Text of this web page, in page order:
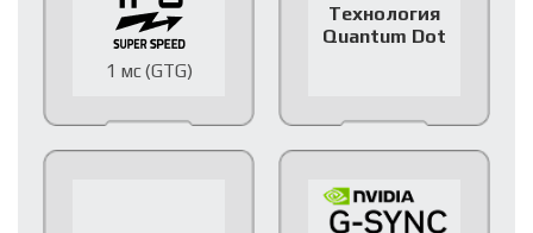
1 мс (GTG)
Технология
Quantum Dot